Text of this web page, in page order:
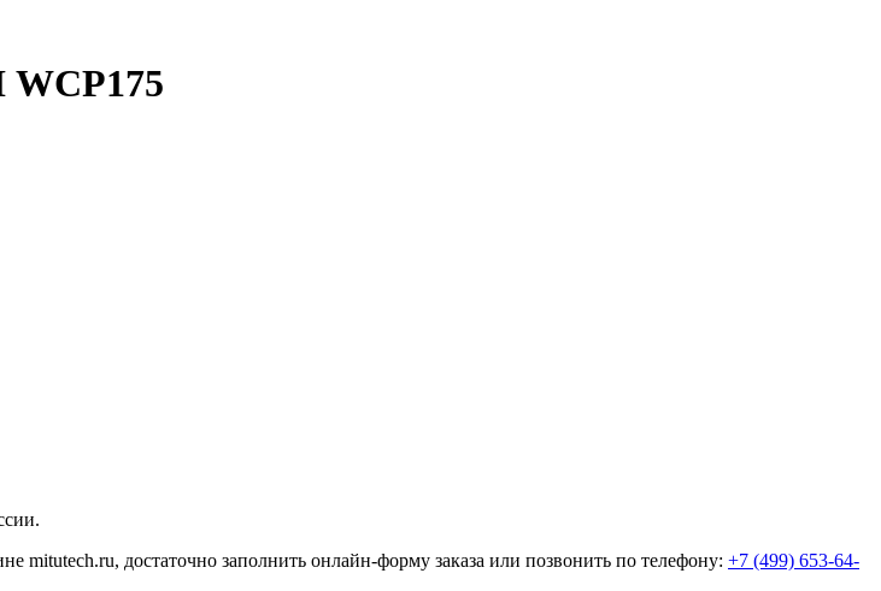
mitutech.ru, достаточно заполнить онлайн-форму заказа или позвонить по телефону: +7 (499) 653-64-